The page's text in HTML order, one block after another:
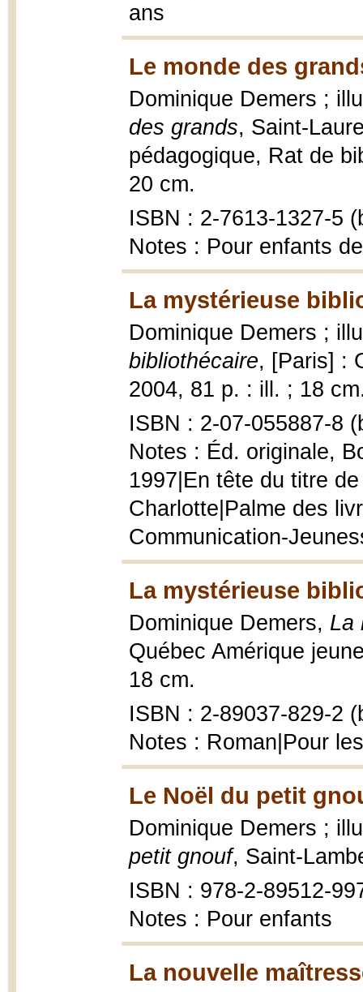
ans
Le monde des
Dominique Demers ;
des grands, Saint-
pédagogique, Rat de
20 cm.
ISBN : 2-7613-1327-5
Notes : Pour enfants
La mystérieuse
Dominique Demers ;
bibliothécaire, [Paris] :
2004, 81 p. : ill. ; 18
ISBN : 2-07-055887-8
Notes : Éd. originale,
1997|En tête du titre
Charlotte|Palme des
Communication-
La mystérieuse
Dominique Demers, La
Québec Amérique
18 cm.
ISBN : 2-89037-829-2
Notes : Roman|Pour
Le Noël du petit
Dominique Demers ;
petit gnouf, Saint-
ISBN : 978-2-89512-
Notes : Pour enfants
La nouvelle